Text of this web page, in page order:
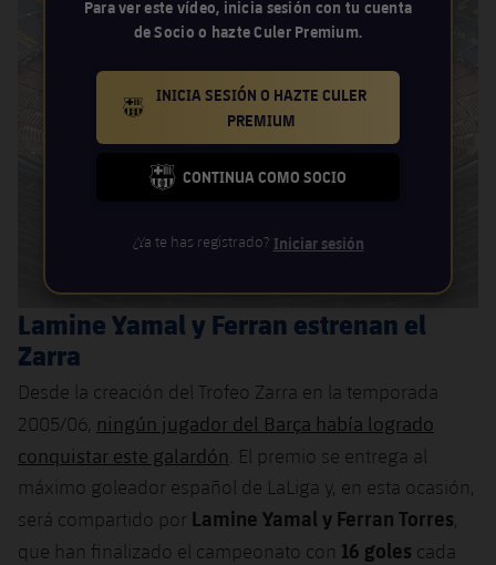
Para ver este vídeo, inicia sesión con tu cuenta
de Socio o hazte Culer Premium.
BARCELONA BADGE GOLD
INICIA SESIÓN O HAZTE CULER
PREMIUM
FC BARCELONA CLUB BADGE
CONTINUA COMO SOCIO
¿Ya te has registrado? Iniciar sesión
Lamine Yamal y Ferran estrenan el
Zarra
Desde la creación del Trofeo Zarra en la temporada
2005/06, ningún jugador del Barça había logrado
conquistar este galardón . El premio se entrega al
máximo goleador español de LaLiga y, en esta ocasión,
será compartido por Lamine Yamal y Ferran Torres
que han finalizado el campeonato con 16 goles cada